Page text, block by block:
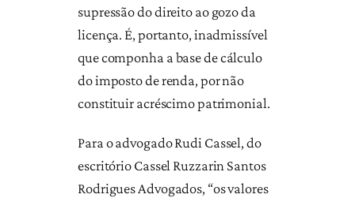
supressão do direito ao gozo da
licença. É, portanto, inadmissível
que componha a base de cálculo
do imposto de renda, por não
constituir acréscimo patrimonial.
Para o advogado Rudi Cassel, do
escritório Cassel Ruzzarin Santos
Rodrigues Advogados, “os valores